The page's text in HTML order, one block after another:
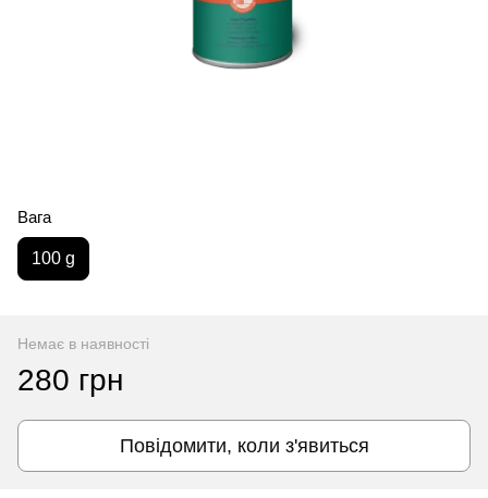
Вага
100 g
Немає в наявності
280 грн
Повідомити, коли з'явиться